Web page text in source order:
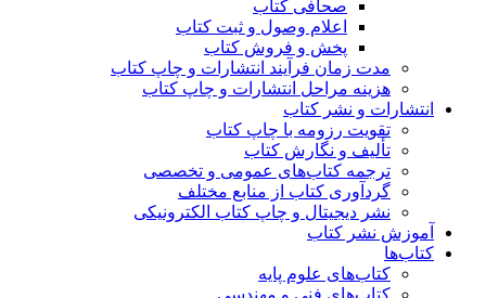
صحافی کتاب
اعلام وصول و ثبت کتاب
پخش و فروش کتاب
مدت زمان فرآیند انتشارات و چاپ کتاب
هزینه مراحل انتشارات و چاپ کتاب
انتشارات و نشر کتاب
تقویت رزومه با چاپ کتاب
تألیف و نگارش کتاب
ترجمه کتاب‌های عمومی و تخصصی
گردآوری کتاب از منابع مختلف
نشر دیجیتال و چاپ کتاب الکترونیکی
آموزش نشر کتاب
کتاب‌ها
کتاب‌های علوم پایه
کتاب‌های فنی و مهندسی